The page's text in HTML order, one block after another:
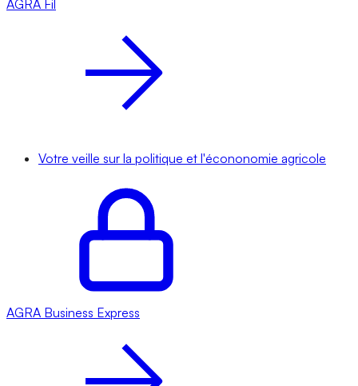
AGRA Fil
Votre veille sur la politique et l'écononomie agricole
AGRA Business Express